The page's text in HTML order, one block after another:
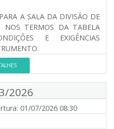
A SALA DA DIVISÃO DE
NOS TERMOS DA TABELA
E EXIGÊNCIAS
2026
01/07/2026 08:30